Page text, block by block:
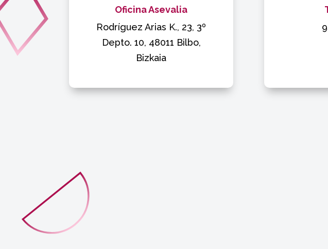
Oficina Asevalia
Rodríguez Arias K., 23, 3º
Depto. 10, 48011 Bilbo,
Bizkaia